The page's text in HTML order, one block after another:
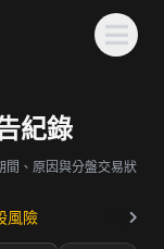
紀錄
間、原因與分盤交易狀
風險